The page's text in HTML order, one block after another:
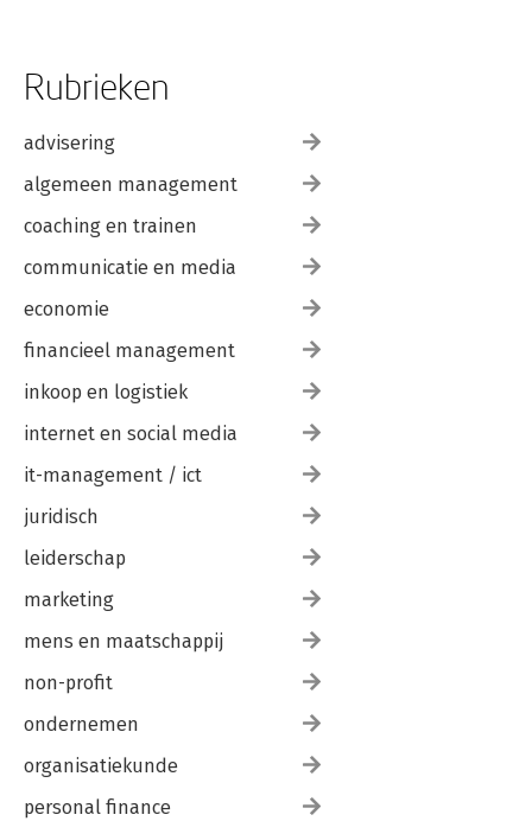
Rubrieken
advisering
algemeen management
coaching en trainen
communicatie en media
economie
financieel management
inkoop en logistiek
internet en social media
it-management / ict
juridisch
leiderschap
marketing
mens en maatschappij
non-profit
ondernemen
organisatiekunde
personal finance